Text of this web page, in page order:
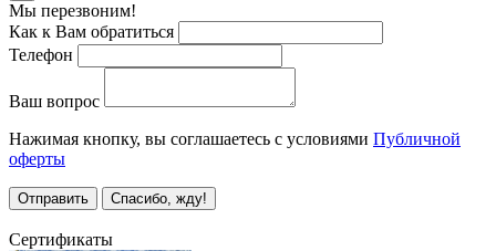
Мы перезвоним!
Как к Вам обратиться
Телефон
Ваш вопрос
Нажимая кнопку, вы соглашаетесь с условиями Публичной
оферты
Отправить Спасибо, жду!
Сертификаты